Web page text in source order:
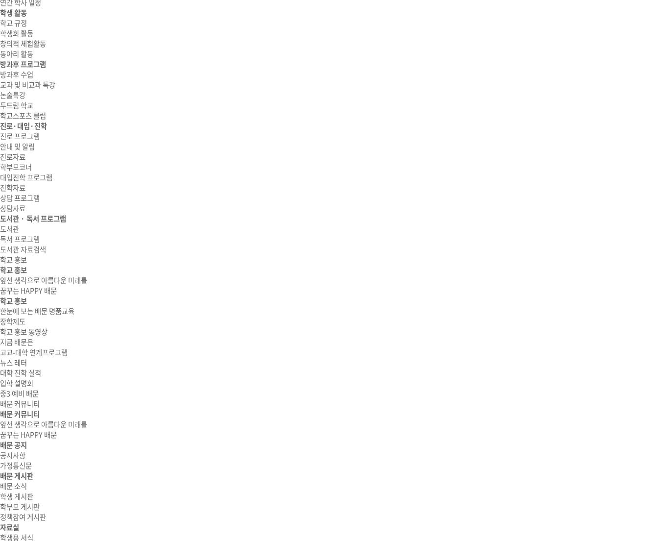
연간 학사 일정
학생 활동
학교 규정
학생회 활동
창의적 체험활동
동아리 활동
방과후 프로그램
방과후 수업
교과 및 비교과 특강
논술특강
두드림 학교
학교스포츠 클럽
진로·대입·진학
진로 프로그램
안내 및 알림
진로자료
학부모코너
대입진학 프로그램
진학자료
상담 프로그램
상담자료
도서관 · 독서 프로그램
도서관
독서 프로그램
도서관 자료검색
학교 홍보
학교 홍보
앞선 생각으로 아름다운 미래를
꿈꾸는 HAPPY 배문
학교 홍보
한눈에 보는 배문 명품교육
장학제도
학교 홍보 동영상
지금 배문은
고교-대학 연계프로그램
뉴스 레터
대학 진학 실적
입학 설명회
중3 예비 배문
배문 커뮤니티
배문 커뮤니티
앞선 생각으로 아름다운 미래를
꿈꾸는 HAPPY 배문
배문 공지
공지사항
가정통신문
배문 게시판
배문 소식
학생 게시판
학부모 게시판
정책참여 게시판
자료실
학생용 서식